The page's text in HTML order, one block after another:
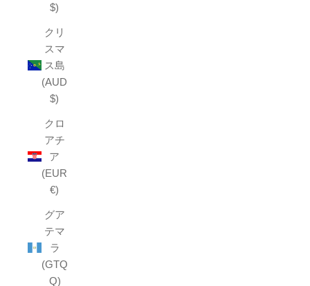
$)
クリ
スマ
ス島
(AUD
$)
クロ
アチ
ア
(EUR
€)
グア
テマ
ラ
(GTQ
Q)